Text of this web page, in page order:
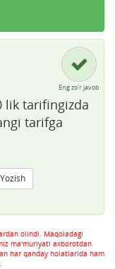
Eng zo'r javob
lik tarifingizda
tarifga
olindi. Maqoladagi
ma'muriyati axborotdan
har qanday holatlarida ham